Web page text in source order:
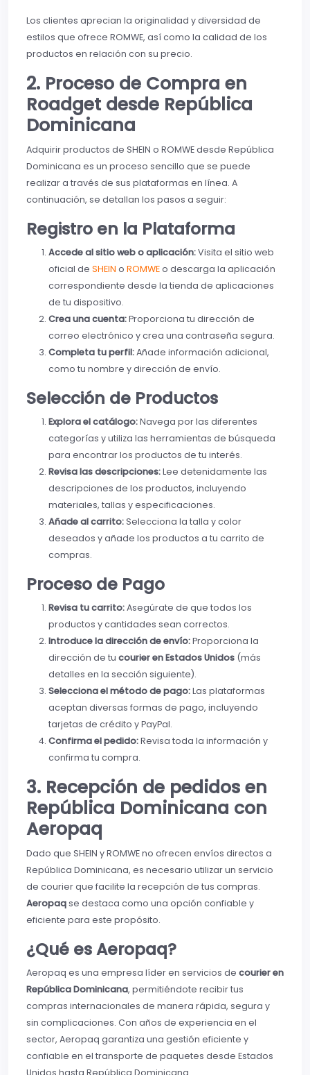
Los clientes aprecian la originalidad y diversidad de
estilos que ofrece ROMWE, así como la calidad de los
productos en relación con su precio.
2. Proceso de Compra en
Roadget desde República
Dominicana
Adquirir productos de SHEIN o ROMWE desde República
Dominicana es un proceso sencillo que se puede
realizar a través de sus plataformas en línea. A
continuación, se detallan los pasos a seguir:
Registro en la Plataforma
Accede al sitio web o aplicación:Visita el sitio web
oficial de SHEIN o ROMWEo descarga la aplicación
correspondiente desde la tienda de aplicaciones
de tu dispositivo.
Crea una cuenta:Proporciona tu dirección de
correo electrónico y crea una contraseña segura.
Completa tu perfil:Añade información adicional,
como tu nombre y dirección de envío.
Selección de Productos
Explora el catálogo:Navega por las diferentes
categorías y utiliza las herramientas de búsqueda
para encontrar los productos de tu interés.
Revisa las descripciones:Lee detenidamente las
descripciones de los productos, incluyendo
materiales, tallas y especificaciones.
Añade al carrito:Selecciona la talla y color
deseados y añade los productos a tu carrito de
compras.
Proceso de Pago
Revisa tu carrito:Asegúrate de que todos los
productos y cantidades sean correctos.
Introduce la dirección de envío:Proporciona la
dirección de tu courier en Estados Unidos (más
detalles en la sección siguiente).
Selecciona el método de pago:Las plataformas
aceptan diversas formas de pago, incluyendo
tarjetas de crédito y PayPal.
Confirma el pedido:Revisa toda la información y
confirma tu compra.
3. Recepción de pedidos en
República Dominicana con
Aeropaq
Dado que SHEIN y ROMWE no ofrecen envíos directos a
República Dominicana, es necesario utilizar un servicio
de courier que facilite la recepción de tus compras.
Aeropaqse destaca como una opción confiable y
eficiente para este propósito.
¿Qué es Aeropaq?
Aeropaq es una empresa líder en servicios de courier en
República Dominicana, permitiéndote recibir tus
compras internacionales de manera rápida, segura y
sin complicaciones. Con años de experiencia en el
sector, Aeropaq garantiza una gestión eficiente y
confiable en el transporte de paquetes desde Estados
Unidos hasta República Dominicana.